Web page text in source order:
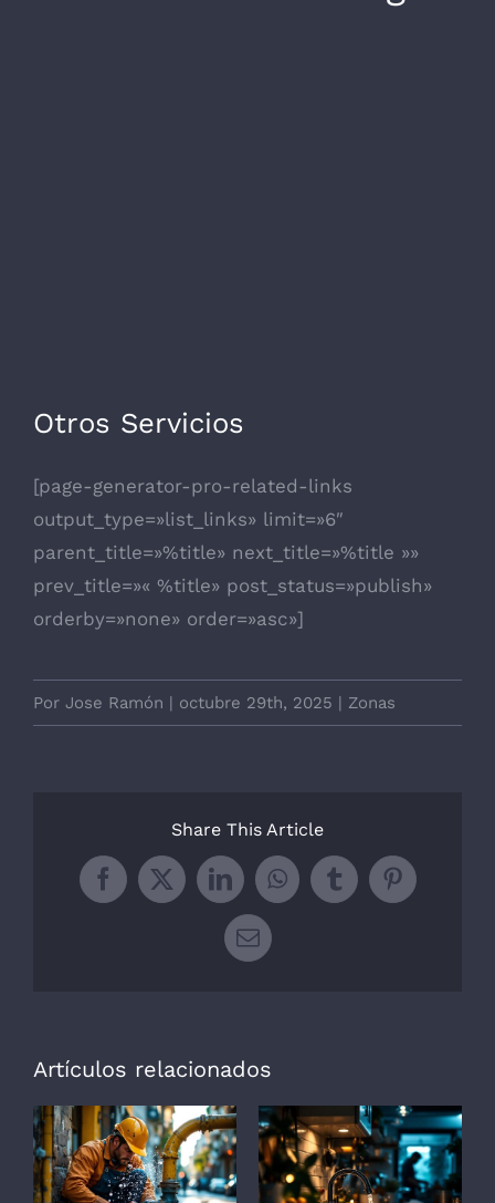
Otros Servicios
[page-generator-pro-related-links
output_type=»list_links» limit=»6″
parent_title=»%title» next_title=»%title »»
prev_title=»« %title» post_status=»publish»
orderby=»none» order=»asc»]
Por Jose Ramón octubre 29th, 2025 Zonas
Share This Article
Facebook
X LinkedInWhatsApp
TumblrPinterest
Correo
Artículos relacionados